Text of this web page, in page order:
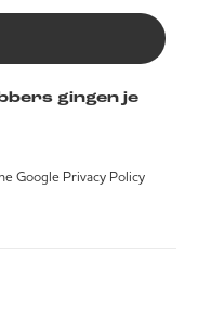
gingen je
Google Privacy Policy